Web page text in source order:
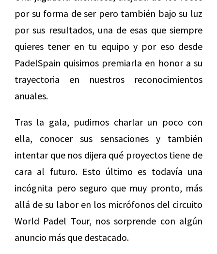
por su forma de ser pero también bajo su luz
por sus resultados, una de esas que siempre
quieres tener en tu equipo y por eso desde
PadelSpain quisimos premiarla en honor a su
trayectoria en nuestros reconocimientos
anuales.
Tras la gala, pudimos charlar un poco con
ella, conocer sus sensaciones y también
intentar que nos dijera qué proyectos tiene de
cara al futuro. Esto último es todavía una
incógnita pero seguro que muy pronto, más
allá de su labor en los micrófonos del circuito
World Padel Tour, nos sorprende con algún
anuncio más que destacado.